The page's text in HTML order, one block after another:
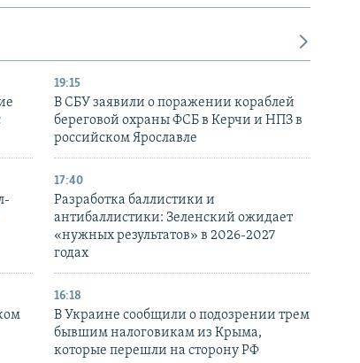
19:15
В СБУ заявили о поражении кораблей
береговой охраны ФСБ в Керчи и НПЗ в
российском Ярославле
17:40
Разработка баллистики и
антибаллистики: Зеленский ожидает
«нужных результатов» в 2026-2027
годах
16:18
В Украине сообщили о подозрении трем
бывшим налоговикам из Крыма,
которые перешли на сторону РФ